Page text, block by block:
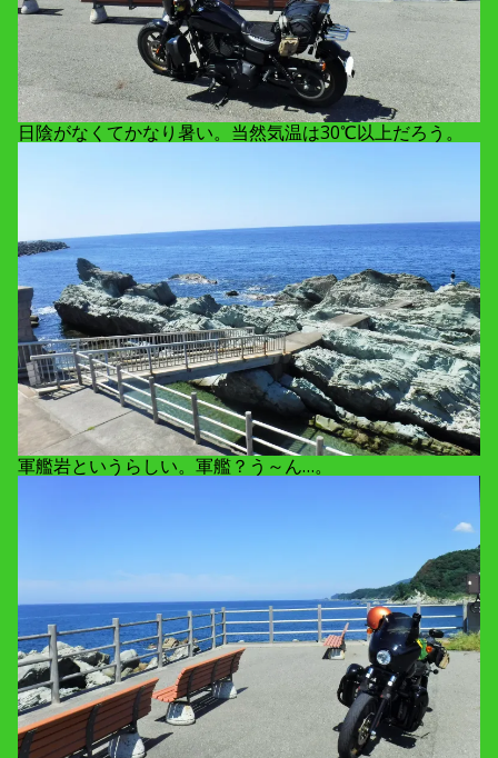
日陰がなくてかなり暑い。当然気温は30℃以上だろう。
軍艦岩というらしい。軍艦？う～ん…。